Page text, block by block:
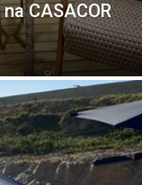
CASACOR